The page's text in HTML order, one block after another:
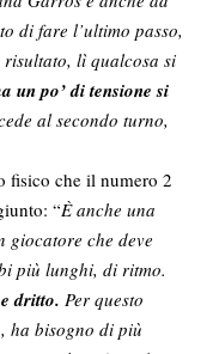
di fare l’ultimo passo,
lì qualcosa si
un po’ di tensione si
al secondo turno,
fisico che il numero 2
“È anche una
giocatore che deve
più lunghi, di ritmo.
dritto. Per questo
ha bisogno di più